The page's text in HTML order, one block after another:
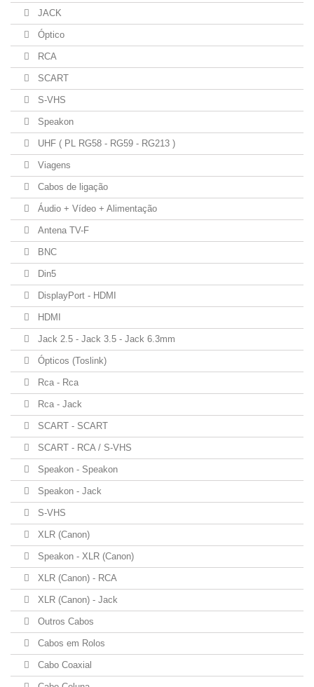
JACK
Óptico
RCA
SCART
S-VHS
Speakon
UHF ( PL RG58 - RG59 - RG213 )
Viagens
Cabos de ligação
Áudio + Vídeo + Alimentação
Antena TV-F
BNC
Din5
DisplayPort - HDMI
HDMI
Jack 2.5 - Jack 3.5 - Jack 6.3mm
Ópticos (Toslink)
Rca - Rca
Rca - Jack
SCART - SCART
SCART - RCA / S-VHS
Speakon - Speakon
Speakon - Jack
S-VHS
XLR (Canon)
Speakon - XLR (Canon)
XLR (Canon) - RCA
XLR (Canon) - Jack
Outros Cabos
Cabos em Rolos
Cabo Coaxial